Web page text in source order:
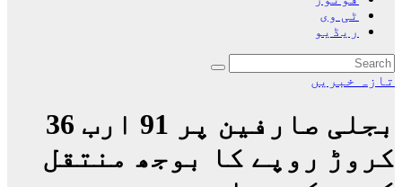
ٹی وی
ریڈیو
تازہ خبریں
بجلی صارفین پر 91 ارب 36
کروڑ روپے کا بوجھ منتقل